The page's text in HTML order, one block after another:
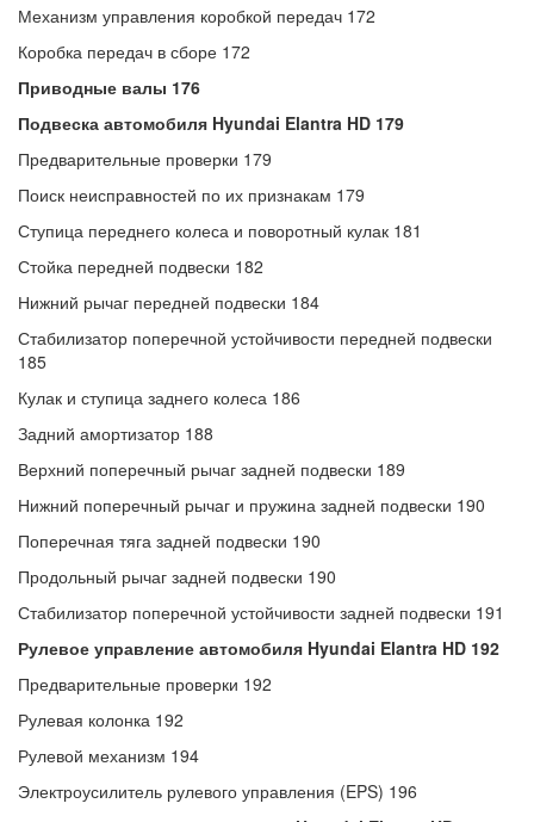
Механизм управления коробкой передач 172
Коробка передач в сборе 172
Приводные валы 176
Подвеска автомобиля Hyundai Elantra HD 179
Предварительные проверки 179
Поиск неисправностей по их признакам 179
Ступица переднего колеса и поворотный кулак 181
Стойка передней подвески 182
Нижний рычаг передней подвески 184
Стабилизатор поперечной устойчивости передней подвески
185
Кулак и ступица заднего колеса 186
Задний амортизатор 188
Верхний поперечный рычаг задней подвески 189
Нижний поперечный рычаг и пружина задней подвески 190
Поперечная тяга задней подвески 190
Продольный рычаг задней подвески 190
Стабилизатор поперечной устойчивости задней подвески 191
Рулевое управление автомобиля Hyundai Elantra HD 192
Предварительные проверки 192
Рулевая колонка 192
Рулевой механизм 194
Электроусилитель рулевого управления (EPS) 196